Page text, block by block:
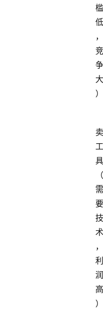
槛
低
，
竞
争
大
）
卖
工
具
（
需
要
技
术
，
利
润
高
）